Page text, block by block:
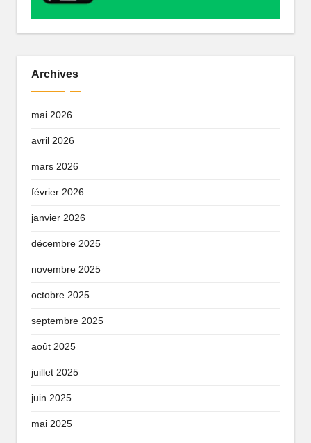
Archives
mai 2026
avril 2026
mars 2026
février 2026
janvier 2026
décembre 2025
novembre 2025
octobre 2025
septembre 2025
août 2025
juillet 2025
juin 2025
mai 2025